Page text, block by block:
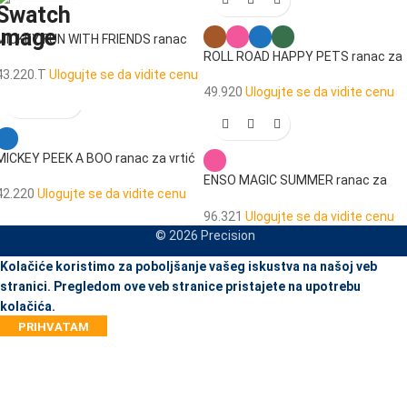
FUN WITH FRIENDS ranac
Ulogujte se da vidite cenu
ROLL ROAD HAPPY PETS ranac za
49.920 Ulogujte se da vidite cenu
PEEK A BOO ranac za vrtić
Ulogujte se da vidite cenu
ENSO MAGIC SUMMER ranac za
96.321 Ulogujte se da vidite cenu
© 2026 Precision
When autocomplete results are available use up and down arrows
Kolačiće koristimo za poboljšanje vašeg iskustva na našoj veb
stranici. Pregledom ove veb stranice pristajete na upotrebu
kolačića.
PRIHVATAM